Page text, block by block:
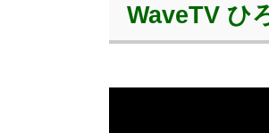
WaveTV ひ